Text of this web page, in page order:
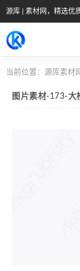
源库 | 素材网，精选优
当前位置： 源库素材
图片素材-173-大